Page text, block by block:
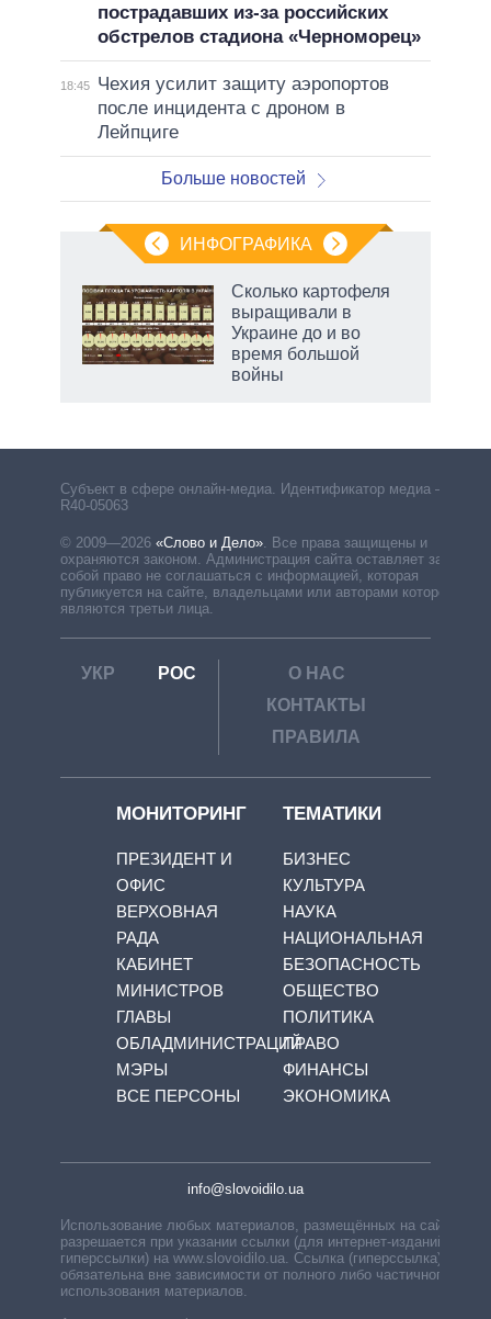
пострадавших из-за российских
обстрелов стадиона «Черноморец»
18:45
Чехия усилит защиту аэропортов
после инцидента с дроном в
Лейпциге
Больше новостей
ИНФОГРАФИКА
Сколько картофеля
выращивали в
Украине до и во
время большой
войны
Субъект в сфере онлайн-медиа. Идентификатор медиа –
R40-05063
© 2009—2026 «Слово и Дело»
Все права защищены и
охраняются законом. Администрация сайта оставляет за
собой право не соглашаться с информацией, которая
публикуется на сайте, владельцами или авторами которой
являются третьи лица.
УКР РОС
О НАС
КОНТАКТЫ
ПРАВИЛА
МОНИТОРИНГ
ПРЕЗИДЕНТ И
ОФИС
ВЕРХОВНАЯ
РАДА
КАБИНЕТ
МИНИСТРОВ
ГЛАВЫ
ОБЛАДМИНИСТРАЦИЙ
МЭРЫ
ВСЕ ПЕРСОНЫ
ТЕМАТИКИ
БИЗНЕС
КУЛЬТУРА
НАУКА
НАЦИОНАЛЬНАЯ
БЕЗОПАСНОСТЬ
ОБЩЕСТВО
ПОЛИТИКА
ПРАВО
ФИНАНСЫ
ЭКОНОМИКА
info@slovoidilo.ua
Использование любых материалов, размещённых на сайте,
разрешается при указании ссылки (для интернет-изданий —
гиперссылки) на www.slovoidilo.ua. Ссылка (гиперссылка)
обязательна вне зависимости от полного либо частичного
использования материалов.